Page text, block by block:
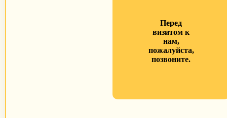
Перед
визитом к
нам,
пожалуйста,
позвоните.